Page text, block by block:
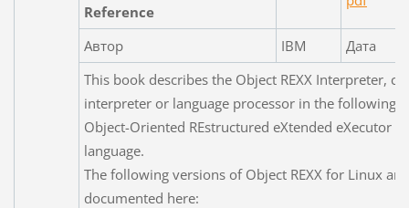
Reference
Автор IBM
Дата
This book describes the Object REXX Interpreter,
interpreter or language processor in the following,
Object-Oriented REstructured eXtended eXecutor
language.
The following versions of Object REXX for Linux are
documented here: